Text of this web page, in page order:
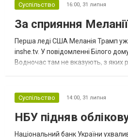
Суспільство 16:00, 31 липня
За сприяння
Перша леді США Меланія Трамп
inshe.tv. У повідомленні Білого
Водночас там не вказують, з яких
Суспільство 14:00, 31 липня
НБУ підняв
Національний банк України